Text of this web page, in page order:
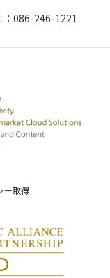
086-246-1221
ー取得